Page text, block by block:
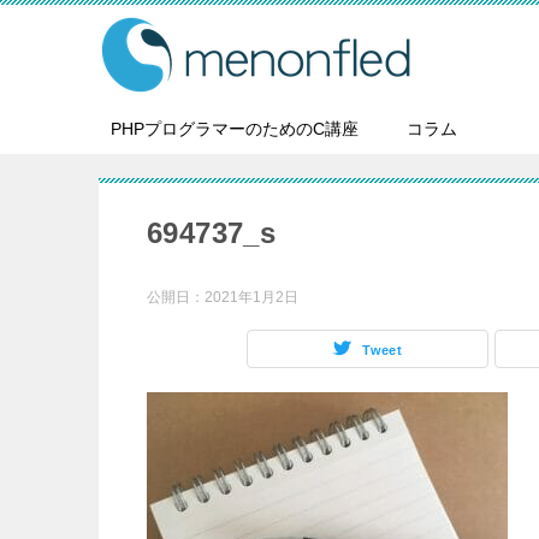
PHPプログラマーのためのC講座 コラム
694737_s
公開日： 2021年1月2日
Tweet